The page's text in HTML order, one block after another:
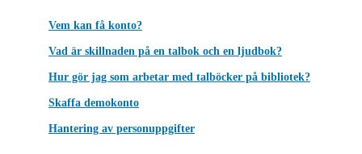
Vem kan få konto?
Vad är skillnaden på en talbok och en ljudbok?
Hur gör jag som arbetar med talböcker på bibliotek?
Skaffa demokonto
Hantering av personuppgifter